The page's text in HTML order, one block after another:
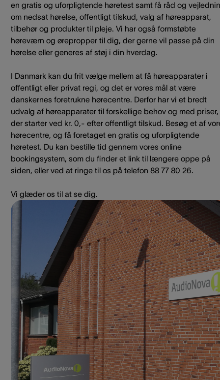
en gratis og uforpligtende høretest samt få råd og
om nedsat hørelse, offentligt tilskud, valg af høreapparat,
tilbehør og produkter til pleje. Vi har også formstøbte
høreværn og ørepropper til dig, der gerne vil passe på din
hørelse eller generes af støj i din hverdag.
I Danmark kan du frit vælge mellem at få høreapparater i
offentligt eller privat regi, og det er vores mål at være
danskernes foretrukne hørecentre. Derfor har vi et bredt
udvalg af høreapparater til forskellige behov og med priser,
der starter ved kr. 0,- efter offentligt tilskud. Besøg et af
hørecentre, og få foretaget en gratis og uforpligtende
høretest. Du kan bestille tid gennem vores online
bookingsystem, som du finder et link til længere oppe på
siden, eller ved at ringe til os på telefon 88 77 80 26.
Vi glæder os til at se dig.